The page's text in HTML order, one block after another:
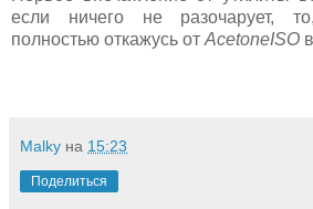
если ничего не разочарует,
полностью откажусь от AcetoneISO
Malky на 15:23
Поделиться